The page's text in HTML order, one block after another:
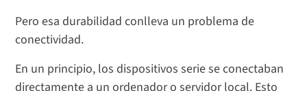
Pero esa durabilidad conlleva un problema de
conectividad.
En un principio, los dispositivos serie se conectaban
directamente a un ordenador o servidor local. Esto